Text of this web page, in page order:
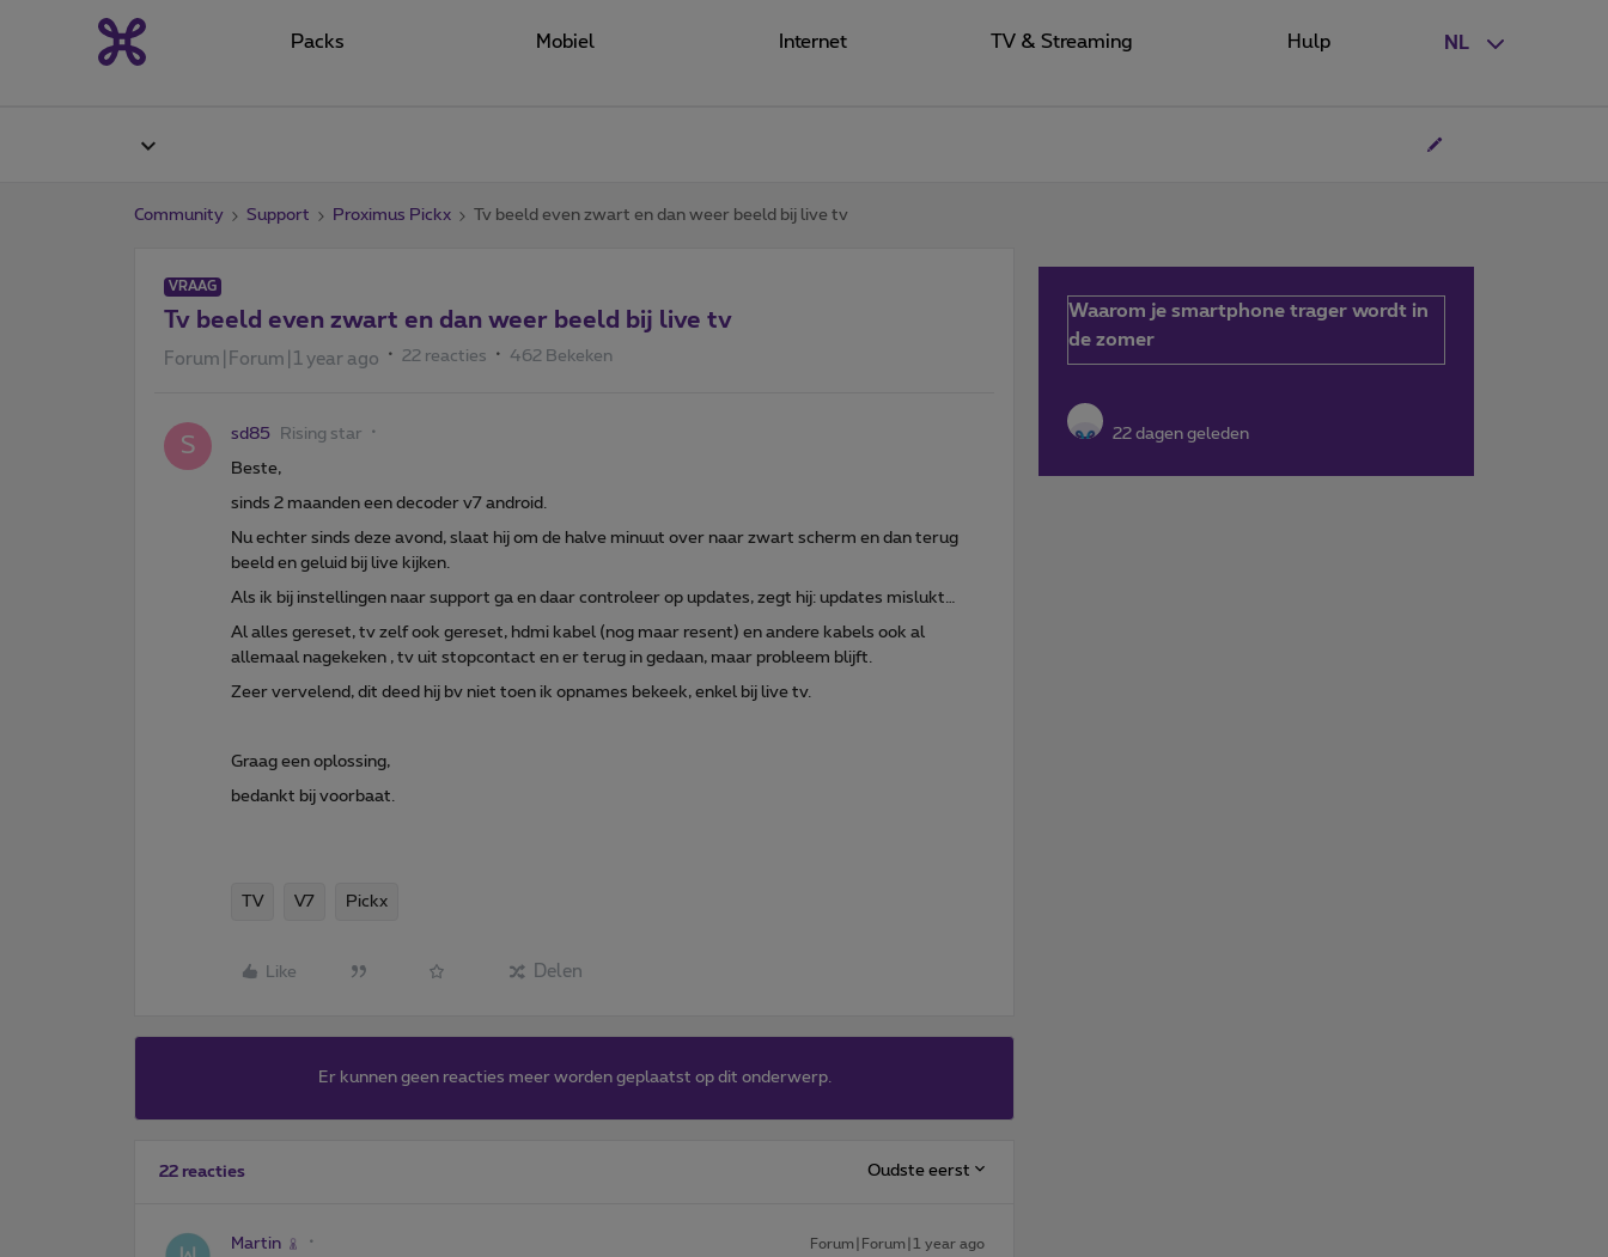
NL
Packs Mobiel Internet TV & Streaming Hulp
Community Support Proximus Pickx Tv beeld even zwart en dan weer beeld bij live tv
VRAAG
Tv beeld even zwart en dan weer beeld bij live tv
Forum|Forum|1 year ago 22 reacties 462 Bekeken
S sd85 Rising star
Beste,
sinds 2 maanden een decoder v7 android.
Nu echter sinds deze avond, slaat hij om de halve minuut over naar zwart scherm en dan terug
beeld en geluid bij live kijken.
Als ik bij instellingen naar support ga en daar controleer op updates, zegt hij: updates mislukt…
Al alles gereset, tv zelf ook gereset, hdmi kabel (nog maar resent) en andere kabels ook al
allemaal nagekeken , tv uit stopcontact en er terug in gedaan, maar probleem blijft.
Zeer vervelend, dit deed hij bv niet toen ik opnames bekeek, enkel bij live tv.
Graag een oplossing,
bedankt bij voorbaat.
TV V7 Pickx
Like Delen
Er kunnen geen reacties meer worden geplaatst op dit onderwerp.
22 reacties Oudste eerst
Martin Forum|Forum|1 year ago
Waarom je smartphone trager wordt in
de zomer
22 dagen geleden